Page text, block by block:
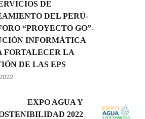
DE
DEL PERÚ-
“PROYECTO GO”-
INFORMÁTICA
FORTALECER LA
DE LAS EPS
EXPO AGUA Y
2022